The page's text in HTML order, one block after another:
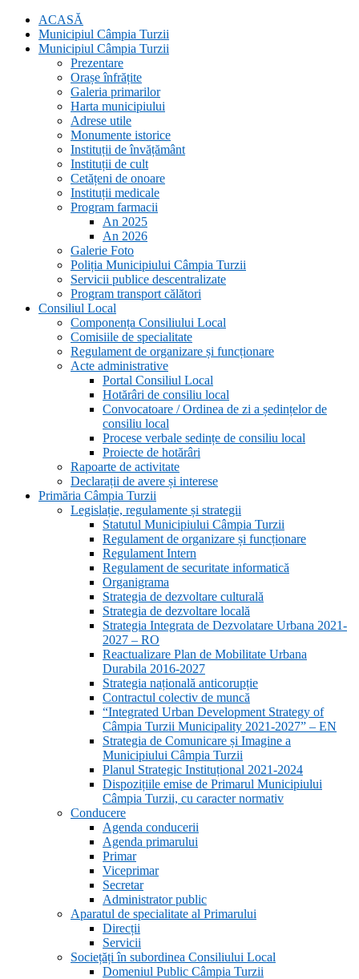
ACASĂ
Municipiul Câmpia Turzii
Municipiul Câmpia Turzii
Prezentare
Orașe înfrățite
Galeria primarilor
Harta municipiului
Adrese utile
Monumente istorice
Instituții de învățământ
Instituții de cult
Cetățeni de onoare
Instituții medicale
Program farmacii
An 2025
An 2026
Galerie Foto
Poliția Municipiului Câmpia Turzii
Servicii publice descentralizate
Program transport călători
Consiliul Local
Componența Consiliului Local
Comisiile de specialitate
Regulament de organizare și funcționare
Acte administrative
Portal Consiliul Local
Hotărâri de consiliu local
Convocatoare / Ordinea de zi a ședințelor de
consiliu local
Procese verbale sedințe de consiliu local
Proiecte de hotărâri
Rapoarte de activitate
Declarații de avere și interese
Primăria Câmpia Turzii
Legislație, regulamente și strategii
Statutul Municipiului Câmpia Turzii
Regulament de organizare și funcționare
Regulament Intern
Regulament de securitate informatică
Organigrama
Strategia de dezvoltare culturală
Strategia de dezvoltare locală
Strategia Integrata de Dezvolatare Urbana 2021-
2027 – RO
Reactualizare Plan de Mobilitate Urbana
Durabila 2016-2027
Strategia națională anticorupție
Contractul colectiv de muncă
“Integrated Urban Development Strategy of
Câmpia Turzii Municipality 2021-2027” – EN
Strategia de Comunicare și Imagine a
Municipiului Câmpia Turzii
Planul Strategic Instituțional 2021-2024
Dispozițiile emise de Primarul Municipiului
Câmpia Turzii, cu caracter normativ
Conducere
Agenda conducerii
Agenda primarului
Primar
Viceprimar
Secretar
Administrator public
Aparatul de specialitate al Primarului
Direcții
Servicii
Sociețăți în subordinea Consiliului Local
Domeniul Public Câmpia Turzii